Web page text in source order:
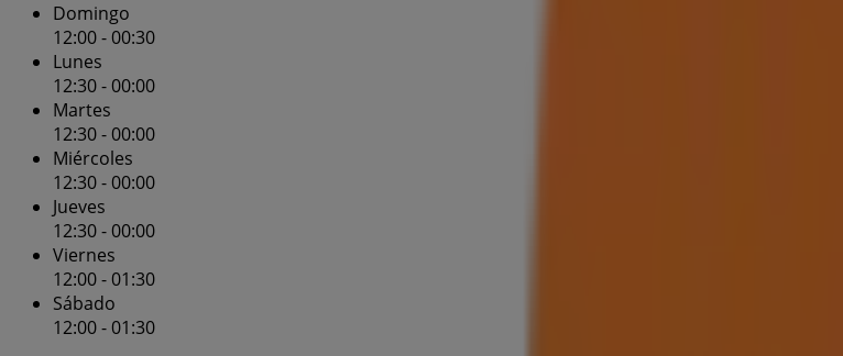
Domingo
12:00 - 00:30
Lunes
12:30 - 00:00
Martes
12:30 - 00:00
Miércoles
12:30 - 00:00
Jueves
12:30 - 00:00
Viernes
12:00 - 01:30
Sábado
12:00 - 01:30